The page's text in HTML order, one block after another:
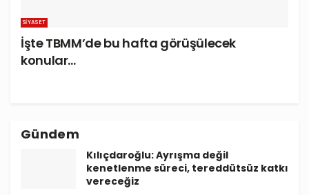
SIYASET
İşte TBMM’de bu hafta görüşülecek
konular…
Gündem
Kılıçdaroğlu: Ayrışma değil
kenetlenme süreci, tereddütsüz katkı
vereceğiz